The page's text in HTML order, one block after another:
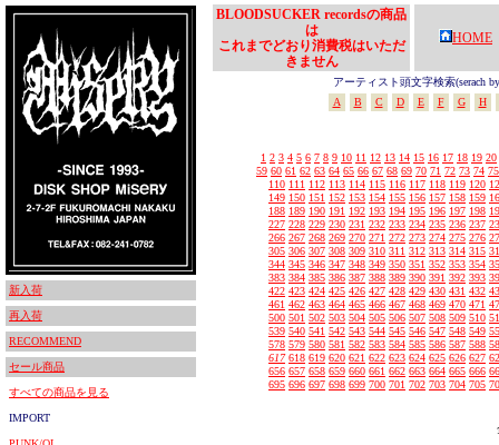
新入荷
再入荷
RECOMMEND
セール商品
すべての商品を見る
IMPORT
BLOODSUCKER recordsの商品
は
これまでどおり消費税はいただ
きません
HOME
アーティスト頭文字検索(serach
A
B C D E F G H
1 2 3 4 5 6 7 8 9 10 11 12 13 14 15 16 17 18 19 20
59 60 61 62 63 64 65 66 67 68 69 70 71 72 73 74 75
110 111 112 113 114 115 116 117 118 119 120
149 150 151 152 153 154 155 156 157 158 159
188 189 190 191 192 193 194 195 196 197 198
227 228 229 230 231 232 233 234 235 236 237
266 267 268 269 270 271 272 273 274 275 276
305 306 307 308 309 310 311 312 313 314 315
344 345 346 347 348 349 350 351 352 353 354
383 384 385 386 387 388 389 390 391 392 393
422 423 424 425 426 427 428 429 430 431 432
461 462 463 464 465 466 467 468 469 470 471
500 501 502 503 504 505 506 507 508 509 510
539 540 541 542 543 544 545 546 547 548 549
578 579 580 581 582 583 584 585 586 587 588
617 618 619 620 621 622 623 624 625 626 627
656 657 658 659 660 661 662 663 664 665 666
695 696 697 698 699 700 701 702 703 704 705